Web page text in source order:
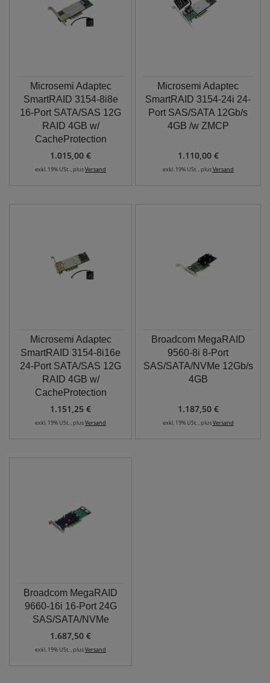
Microsemi Adaptec
SmartRAID 3154-8i8e
16-Port SATA/SAS 12G
RAID 4GB w/
CacheProtection
1.015,00 €
exkl. 19% USt. , plusVersand
Microsemi Adaptec
SmartRAID 3154-24i 24-
Port SAS/SATA 12Gb/s
4GB /w ZMCP
1.110,00 €
exkl. 19% USt. , plusVersand
Microsemi Adaptec
SmartRAID 3154-8i16e
24-Port SATA/SAS 12G
RAID 4GB w/
CacheProtection
1.151,25 €
exkl. 19% USt. , plusVersand
Broadcom MegaRAID
9560-8i 8-Port
SAS/SATA/NVMe 12Gb/s
4GB
1.187,50 €
exkl. 19% USt. , plusVersand
Broadcom MegaRAID
9660-16i 16-Port 24G
SAS/SATA/NVMe
1.687,50 €
exkl. 19% USt. , plusVersand